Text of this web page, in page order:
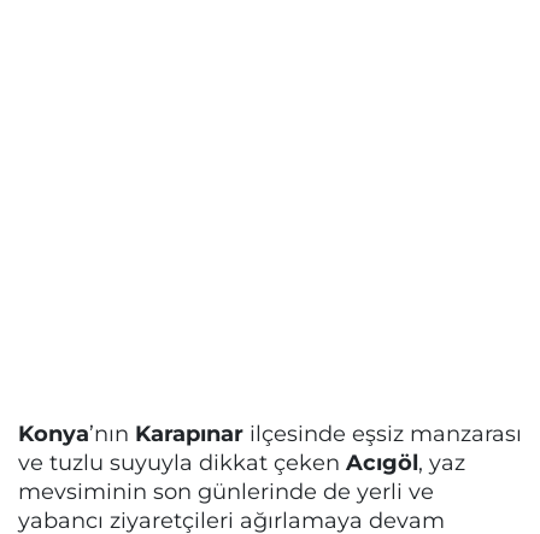
Konya’nın Karapınar ilçesinde eşsiz manzarası
ve tuzlu suyuyla dikkat çeken Acıgöl, yaz
mevsiminin son günlerinde de yerli ve
yabancı ziyaretçileri ağırlamaya devam